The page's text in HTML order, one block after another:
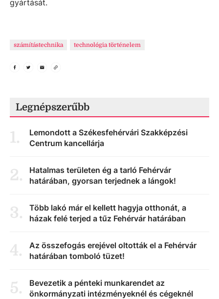
gyártását.
számítástechnika technológia történelem
Legnépszerűbb
1.
Lemondott a Székesfehérvári Szakképzési
Centrum kancellárja
2.
Hatalmas területen ég a tarló Fehérvár
határában, gyorsan terjednek a lángok!
3.
Több lakó már el kellett hagyja otthonát, a
házak felé terjed a tűz Fehérvár határában
4.
Az összefogás erejével oltották el a Fehérvár
határában tomboló tüzet!
5.
Bevezetik a pénteki munkarendet az
önkormányzati intézményeknél és cégeknél